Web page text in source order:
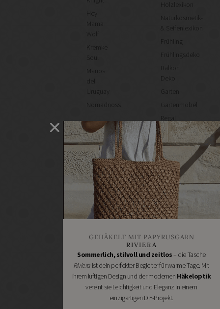
Mama
Wolf
Kremke
Manos
Uruguay
Nomadnoss
Holzlexikon
Naturkosmetik-
& Seifenlexikon
Frühling
Frühlingsdeko
Balkon
Deko
Garten
Gartenmöbel
Regal
selber
machen
Heimwerken
Renovieren
DIY
GESCHÄFTE
Bastelbedarf
Stoffgeschäfte
Handgemachtes
Schneidereibedarf
Handarbeitszubehör
DIY
Online
Shops
GEHÄKELT MIT PAPYRUSGARN
RIVIERA
Sommerlich, stilvoll und zeitlos– die Tasche
Rivieraist dein perfekter Begleiter für warme Tage. Mit
ihrem luftigen Design und der modernen Häkeloptik
vereint sie Leichtigkeit und Eleganz in einem
einzigartigen DIY-Projekt.